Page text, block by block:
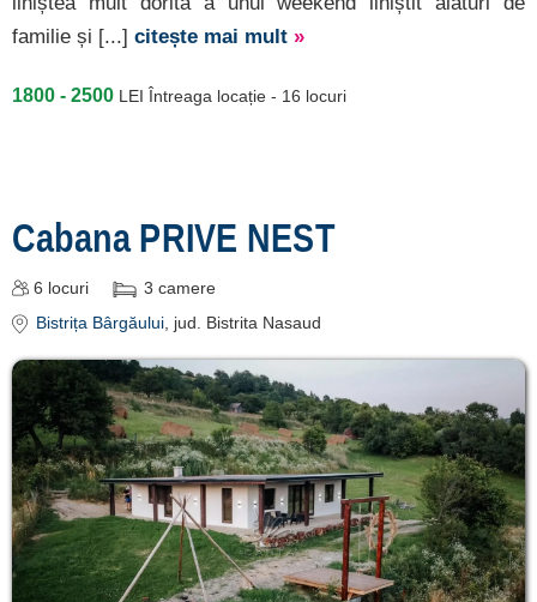
familie și [...] citește mai mult »
1800 - 2500 LEI Întreaga locație - 16 locuri
Cabana PRIVE NEST
6 locuri 3 camere
Bistrița Bârgăului, jud. Bistrita Nasaud